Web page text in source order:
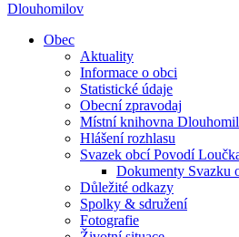
Dlouhomilov
Obec
Aktuality
Informace o obci
Statistické údaje
Obecní zpravodaj
Místní knihovna
Hlášení rozhlasu
Svazek obcí Povodí
Dokumenty Svazku
Důležité odkazy
Spolky & sdružení
Fotografie